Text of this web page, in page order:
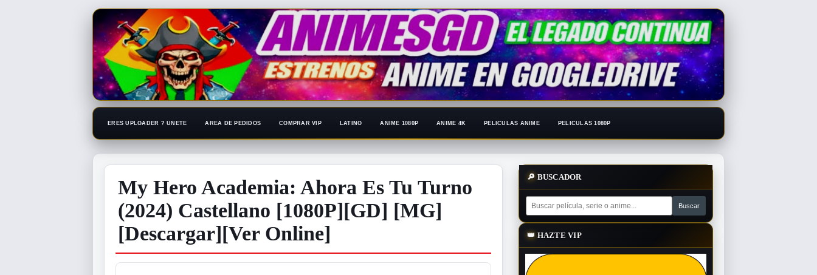
ERES UPLOADER ? UNETE AREA DE PEDIDOS COMPRAR VIP LATINO ANIME 1080P ANIME 4K PELICULAS ANIME PELICULAS 1080P
My Hero Academia: Ahora Es Tu Turno
(2024) Castellano [1080P][GD] [MG]
[Descargar][Ver Online]
🔎 BUSCADOR
👑 HAZTE VIP